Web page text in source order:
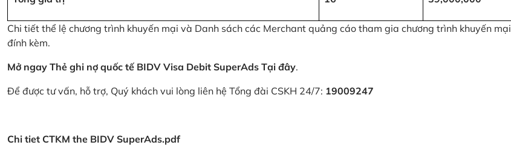
Chi tiết thể lệ chương trình khuyến mại và Danh sách các Merchant quảng cáo tham gia chương trình khuyến mại
đính kèm.
Mở ngay Thẻ ghi nợ quốc tế BIDV Visa Debit SuperAds Tại đây.
Để được tư vấn, hỗ trợ, Quý khách vui lòng liên hệ Tổng đài CSKH 24/7: 19009247
Chi tiet CTKM the BIDV SuperAds.pdf